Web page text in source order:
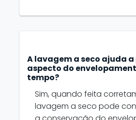
A lavagem a seco ajuda a
aspecto do
tempo?
Sim, quando feita
lavagem a seco pode